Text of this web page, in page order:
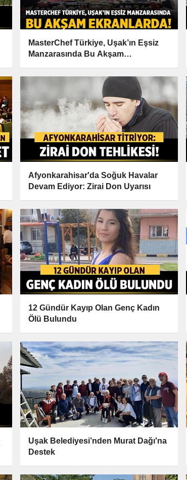
MasterChef Türkiye, Uşak’ın Eşsiz
Manzarasında Bu Akşam
Afyonkarahisar'da Soğuk Havalar
Devam Ediyor: Zirai Don Uyarısı
12 Gündür Kayıp Olan Genç Kadın
Ölü Bulundu
Uşak Belediyesi’nden Murat Dağı'na
Destek